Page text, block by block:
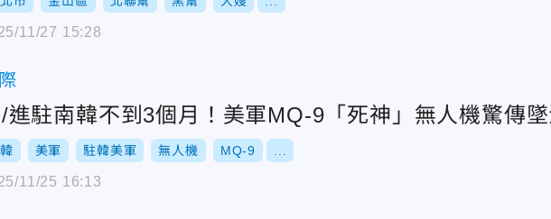
11/27 15:28
進駐南韓不到3個月！美軍MQ-9「死神」無人機驚傳
美軍 駐韓美軍 無人機 MQ-9
11/25 16:13